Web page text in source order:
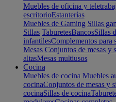
Muebles de oficina y
escritorioEstanterías
Muebles de Gaming Sillas
Sillas TaburetesBancosSillas
infantilesComplementos para
Mesas Conjuntos de mesas y
altasMesas multiusos
Cocina
Muebles de cocina Muebles
cocinaConjuntos de mesas y
cocinaSillas de cocina